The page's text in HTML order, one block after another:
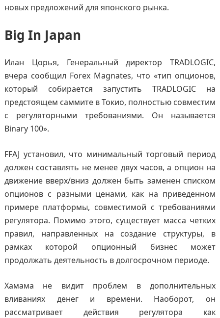
новых предложений для японского рынка.
Big In Japan
Илан Цорья, Генеральный директор TRADLOGIC,
вчера сообщил Forex Magnates, что «тип опционов,
который собирается запустить TRADLOGIC на
предстоящем саммите в Токио, полностью совместим
с регуляторными требованиями. Он называется
Binary 100».
FFAJ установил, что минимальный торговый период
должен составлять не менее двух часов, а опцион на
движение вверх/вниз должен быть заменен списком
опционов с разными ценами, как на приведенном
примере платформы, совместимой с требованиями
регулятора. Помимо этого, существует масса четких
правил, направленных на создание структуры, в
рамках которой опционный бизнес может
продолжать деятельность в долгосрочном периоде.
Хамама не видит проблем в дополнительных
вливаниях денег и времени. Наоборот, он
рассматривает действия регулятора как